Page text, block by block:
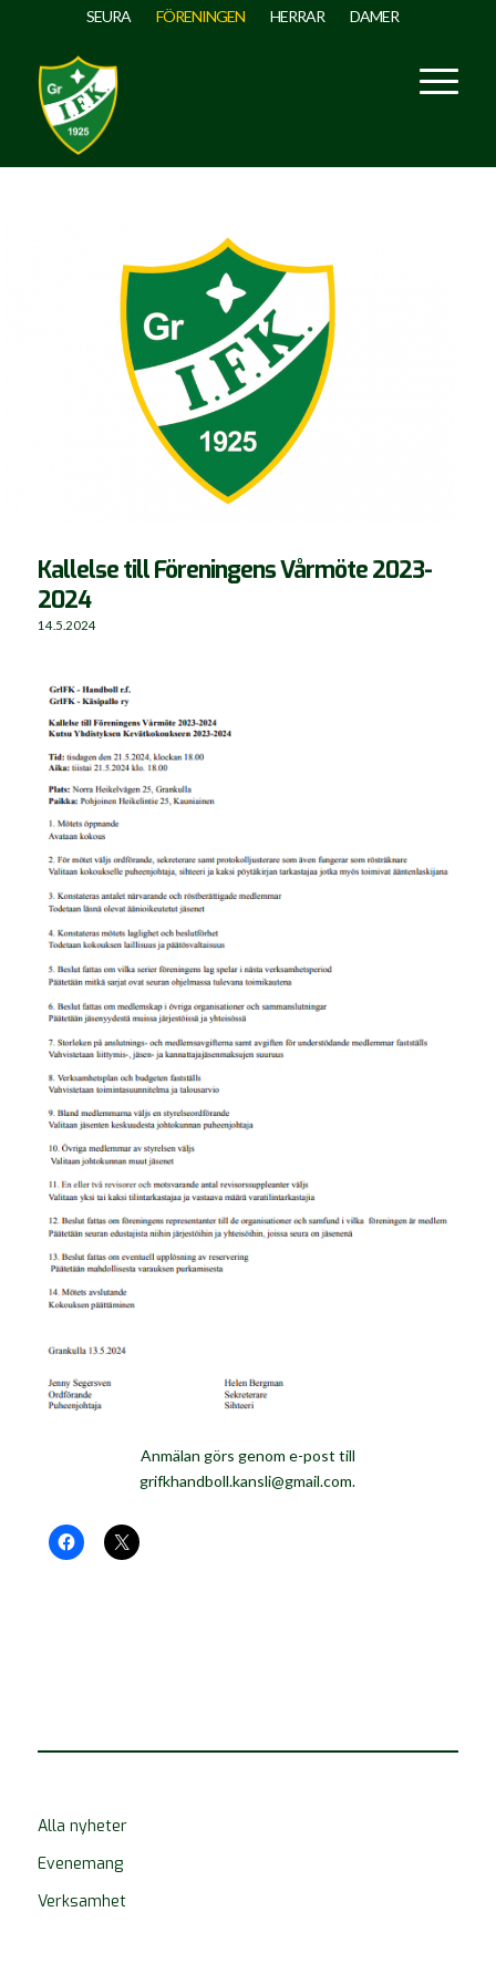
SEURA FÖRENINGEN HERRAR DAMER
Kallelse till Föreningens Vårmöte 2023-
2024
14.5.2024
Anmälan görs genom e-post till
grifkhandboll.kansli@gmail.com.
Alla nyheter
Evenemang
Verksamhet